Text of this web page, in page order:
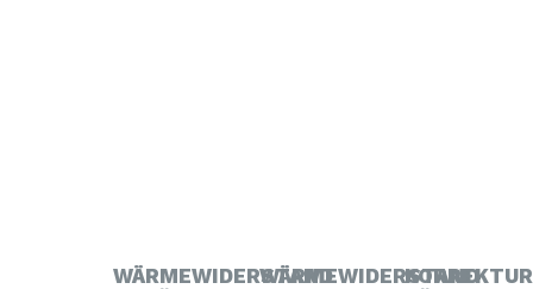
WÄRMEWIDERSTANDWÄRMEWIDERSTAND